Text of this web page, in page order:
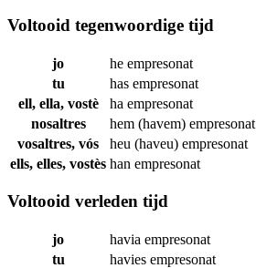
Voltooid tegenwoordige tijd
jo he empresonat
tu
has empresonat
ell, ella, vostè
ha empresonat
nosaltres
hem (havem) empresonat
vosaltres, vós
heu (haveu) empresonat
ells, elles, vostès han empresonat
Voltooid verleden tijd
jo havia empresonat
tu
havies empresonat